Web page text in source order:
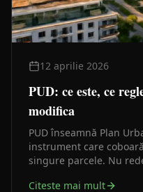
12 aprilie 2026
PUD: ce este, ce
modifica
PUD înseamnă Plan
instrument care
singure parcele. Nu
superior.
Citeste mai mult